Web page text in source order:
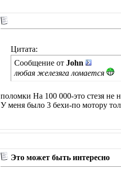
Цитата:
Сообщение от John
любая железяга ломается
поломки На 100 000-это стезя не
У меня было 3 бехи-по мотору
Это может быть интересно